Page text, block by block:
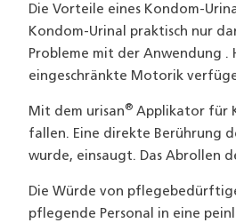
Die Vorteile eines Kondom-
Kondom-Urinal praktisch nur
Probleme mit der Anwendung
eingeschränkte Motorik
Mit dem urisan® Applikator für
fallen. Eine direkte Berührung
wurde, einsaugt. Das Abrollen
Die Würde von
pflegende Personal in eine